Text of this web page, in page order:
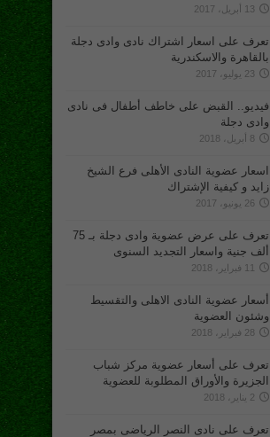
13 أبريل، 2017
تعرف على اسعار اشتراك نادى وادى دجلة
بالقاهرة والاسكندرية
23 يوليو، 2017
فيديو.. القبض على خاطف أطفال فى نادى
وادى دجلة
8 أبريل، 2018
اسعار عضوية النادى الأهلى فرع الشيخ
زايد و كيفية الإشتراك
26 يونيو، 2017
تعرف على عرض عضوية وادى دجلة بـ 75
ألف جنية واسعار التجديد السنوى
11 فبراير، 2018
أسعار عضوية النادى الاهلى والتقسيط
وشئون العضوية
28 فبراير، 2018
تعرف على أسعار عضوية مركز شباب
الجزيرة والأوراق المطلوبة للعضوية
2 يناير، 2018
تعرف على نادى النصر الرياضى بمصر